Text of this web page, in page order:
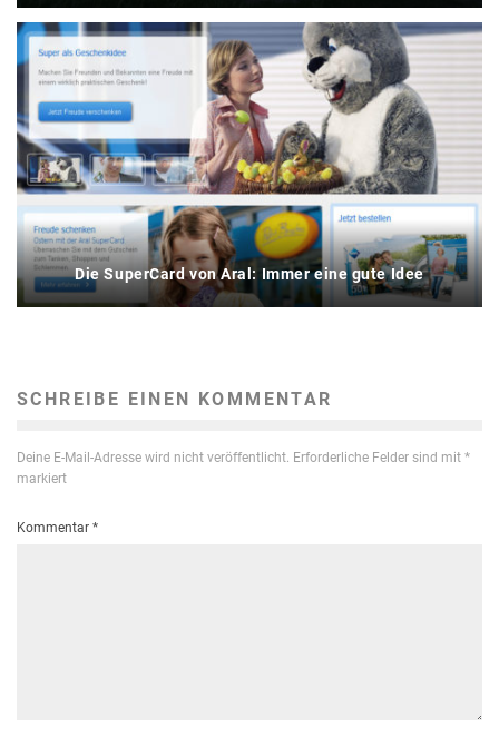
Die SuperCard von Aral: Immer eine gute Idee
SCHREIBE EINEN KOMMENTAR
Deine E-Mail-Adresse wird nicht veröffentlicht. Erforderliche Felder sind mit *
markiert
Kommentar *